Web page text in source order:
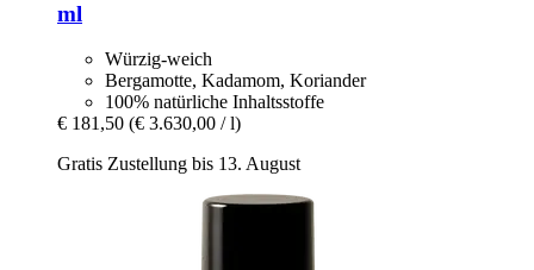
ml
Würzig-weich
Bergamotte, Kadamom, Koriander
100% natürliche Inhaltsstoffe
€ 181,50 (€ 3.630,00 / l)
Gratis Zustellung bis 13. August